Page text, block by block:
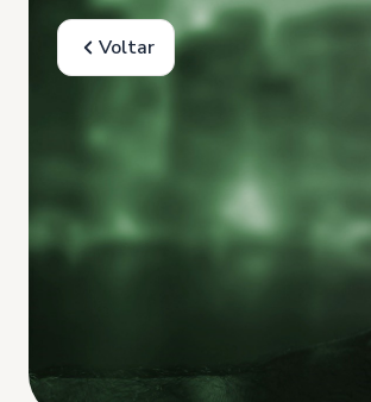
Voltar